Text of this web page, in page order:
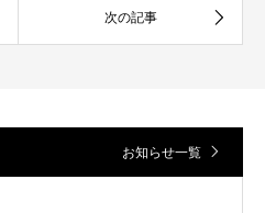
お知らせ一覧